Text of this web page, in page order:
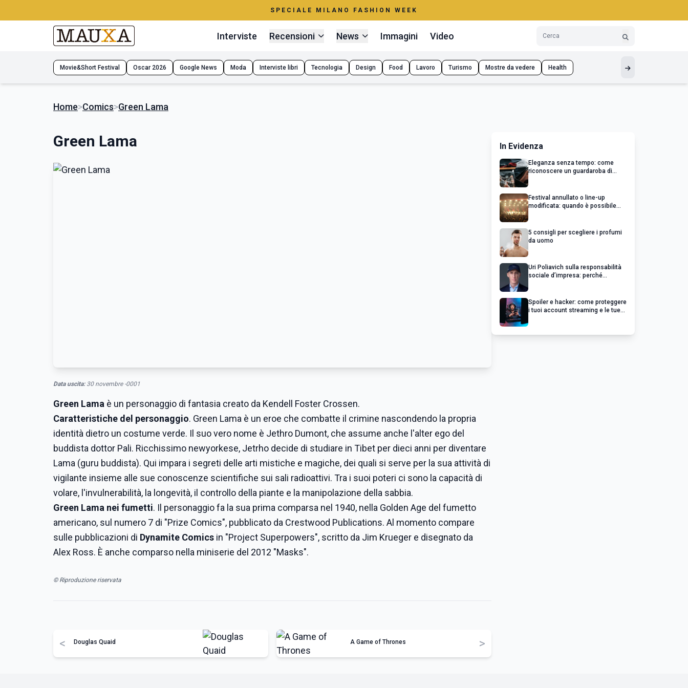
SPECIALE MILANO FASHION WEEK
Interviste Recensioni News Immagini Video
Movie&Short Festival Oscar 2026 Google News Moda Interviste libri Tecnologia Design Food Lavoro Turismo Mostre da vedere Health
Home>Comics>Green Lama
Green Lama
Data uscita:30 novembre -0001
Green Lama è un personaggio di fantasia creato da Kendell Foster Crossen.
Caratteristiche del personaggio. Green Lama è un eroe che combatte il crimine nascondendo la propria
identità dietro un costume verde. Il suo vero nome è Jethro Dumont, che assume anche l'alter ego del
buddista dottor Pali. Ricchissimo newyorkese, Jetrho decide di studiare in Tibet per dieci anni per diventare
Lama (guru buddista). Qui impara i segreti delle arti mistiche e magiche, dei quali si serve per la sua attività di
vigilante insieme alle sue conoscenze scientifiche sui sali radioattivi. Tra i suoi poteri ci sono la capacità di
volare, l'invulnerabilità, la longevità, il controllo della piante e la manipolazione della sabbia.
Green Lama nei fumetti. Il personaggio fa la sua prima comparsa nel 1940, nella Golden Age del fumetto
americano, sul numero 7 di "Prize Comics", pubblicato da Crestwood Publications. Al momento compare
sulle pubblicazioni di Dynamite Comics in "Project Superpowers", scritto da Jim Krueger e disegnato da
Alex Ross. È anche comparso nella miniserie del 2012 "Masks".
© Riproduzione riservata
< Douglas Quaid A Game of Thrones >
In Evidenza
Eleganza senza tempo: come
riconoscere un guardaroba di
Festival annullato o line-up
modificata: quando è possibile
5 consigli per scegliere i profumi
da uomo
Uri Poliavich sulla responsabilità
sociale d’impresa: perché
Spoiler e hacker: come proteggere
i tuoi account streaming e le tue